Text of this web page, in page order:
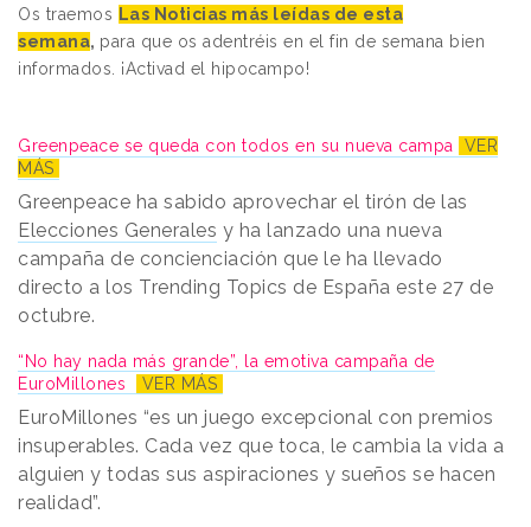
Os traemos Las Noticias más leídas de esta
semana, para que os adentréis en el fin de semana bien
informados. ¡Activad el hipocampo!
Greenpeace se queda con todos en su nueva campa
VER
MÁS
Greenpeace ha sabido aprovechar el tirón de las
Elecciones Generales y ha lanzado una nueva
campaña de concienciación que le ha llevado
directo a los Trending Topics de España este 27 de
octubre.
“No hay nada más grande”, la emotiva campaña de
EuroMillones
VER MÁS
EuroMillones “es un juego excepcional con premios
insuperables. Cada vez que toca, le cambia la vida a
alguien y todas sus aspiraciones y sueños se hacen
realidad”.